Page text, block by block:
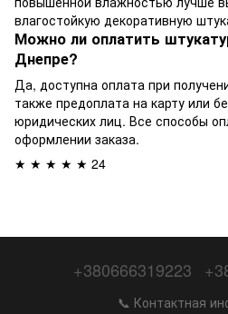
влагостойкую декоративную
Можно ли оплатить
Днепре?
Да, доступна оплата при
также предоплата на карту или
юридических лиц. Все способы
оформлении заказа.
★ ★ ★ ★ ★ 24
+380666319223
📞 Контактная